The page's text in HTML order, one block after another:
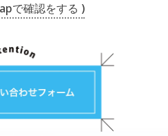
確認をする )